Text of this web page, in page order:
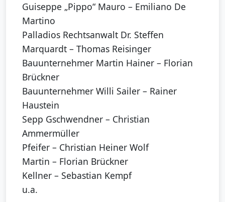
Guiseppe „Pippo“ Mauro – Emiliano De
Martino
Palladios Rechtsanwalt Dr. Steffen
Marquardt – Thomas Reisinger
Bauunternehmer Martin Hainer – Florian
Brückner
Bauunternehmer Willi Sailer – Rainer
Haustein
Sepp Gschwendner – Christian
Ammermüller
Pfeifer – Christian Heiner Wolf
Martin – Florian Brückner
Kellner – Sebastian Kempf
u.a.